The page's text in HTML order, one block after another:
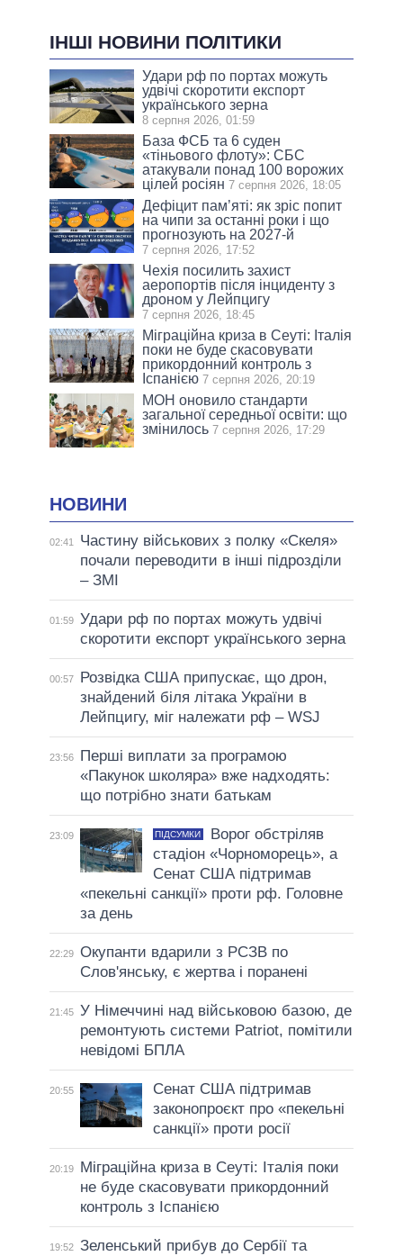
ІНШІ НОВИНИ ПОЛІТИКИ
Удари рф по портах можуть
удвічі скоротити експорт
українського зерна
8 серпня 2026, 01:59
База ФСБ та 6 суден
«тіньового флоту»: СБС
атакували понад 100 ворожих
цілей росіян 7 серпня 2026, 18:05
Дефіцит пам’яті: як зріс попит
на чипи за останні роки і що
прогнозують на 2027-й
7 серпня 2026, 17:52
Чехія посилить захист
аеропортів після інциденту з
дроном у Лейпцигу
7 серпня 2026, 18:45
Міграційна криза в Сеуті: Італія
поки не буде скасовувати
прикордонний контроль з
Іспанією 7 серпня 2026, 20:19
МОН оновило стандарти
загальної середньої освіти: що
змінилось 7 серпня 2026, 17:29
НОВИНИ
02:41
Частину військових з полку «Скеля»
почали переводити в інші підрозділи
– ЗМІ
01:59 Удари рф по портах можуть удвічі
скоротити експорт українського зерна
00:57
Розвідка США припускає, що дрон,
знайдений біля літака України в
Лейпцигу, міг належати рф – WSJ
23:56
Перші виплати за програмою
«Пакунок школяра» вже надходять:
що потрібно знати батькам
23:09 ПІДСУМКИ
Ворог обстріляв
стадіон «Чорноморець», а
Сенат США підтримав
«пекельні санкції» проти рф. Головне
за день
22:29 Окупанти вдарили з РСЗВ по
Слов'янську, є жертва і поранені
21:45 У Німеччині над військовою базою, де
ремонтують системи Patriot, помітили
невідомі БПЛА
20:55
Сенат США підтримав
законопроєкт про «пекельні
санкції» проти росії
20:19
Міграційна криза в Сеуті: Італія поки
не буде скасовувати прикордонний
контроль з Іспанією
19:52 Зеленський прибув до Сербії та